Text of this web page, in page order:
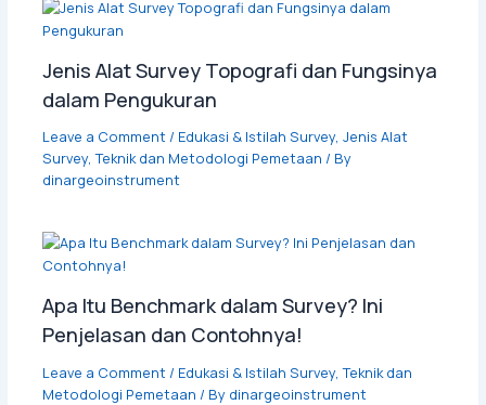
Jenis Alat Survey Topografi dan Fungsinya
dalam Pengukuran
Leave a Comment/ Edukasi & Istilah Survey, Jenis Alat
Survey,Teknik dan Metodologi Pemetaan / By
dinargeoinstrument
Apa Itu Benchmark dalam Survey? Ini
Penjelasan dan Contohnya!
Leave a Comment/ Edukasi & Istilah Survey,Teknik dan
Metodologi Pemetaan / By dinargeoinstrument